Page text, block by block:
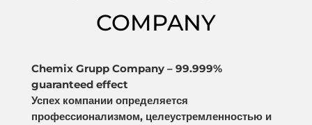
COMPANY
Chemix Grupp Company – 99.999%
guaranteed effect
Успех компании определяется
профессионализмом, целеустремленностью и